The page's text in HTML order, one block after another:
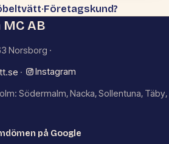
·Företagskund?
AB
Norsborg ·
· Instagram
Södermalm, Nacka, Sollentuna, Täby,
på Google